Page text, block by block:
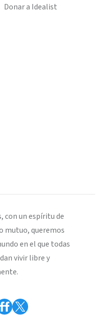
Donar a Idealist
con un espíritu de
mutuo, queremos
en el que todas
vivir libre y